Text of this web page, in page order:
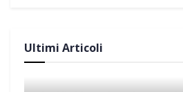
Ultimi Articoli